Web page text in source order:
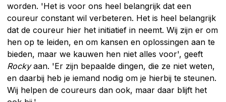
worden. 'Het is voor ons heel belangrijk dat een
coureur constant wil verbeteren. Het is heel belangrijk
dat de coureur hier het initiatief in neemt. Wij zijn er om
hen op te leiden, en om kansen en oplossingen aan te
bieden, maar we kauwen hen niet alles voor', geeft
Rockyaan. 'Er zijn bepaalde dingen, die ze niet weten,
en daarbij heb je iemand nodig om je hierbij te steunen.
Wij helpen de coureurs dan ook, maar daar blijft het